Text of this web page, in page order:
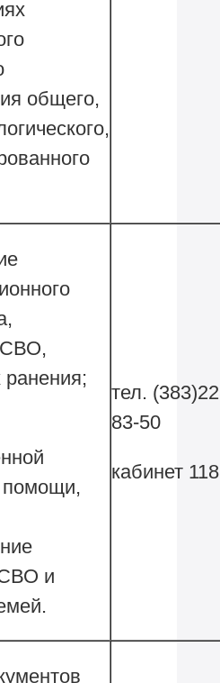
общего,
СВО,
помощи,
и
тел.
83-50
кабинет 118